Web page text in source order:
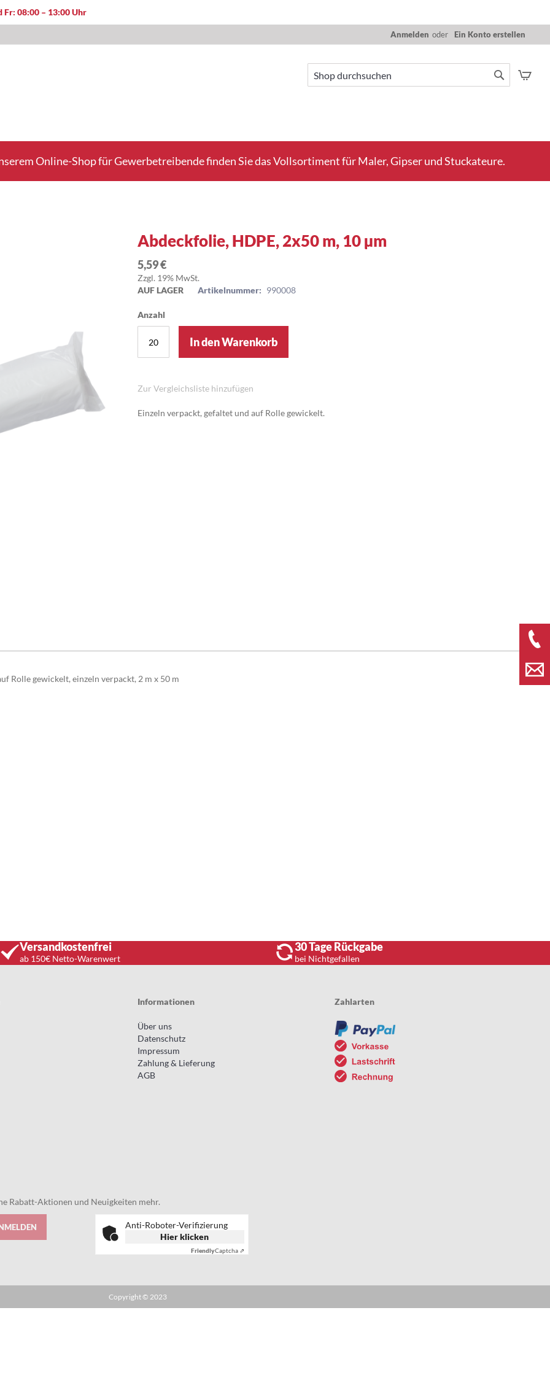
Fr: 08:00 – 13:00 Uhr
Anmelden Ein Konto erstellen
Suche
Online-Shop für Gewerbetreibende finden Sie das Vollsortiment für Maler, Gipser und Stuckateure.
Abdeckfolie, HDPE, 2x50 m, 10 µm
5,59 €
Zzgl. 19% MwSt.
AUF LAGER
Artikelnummer: 990008
Anzahl
In den Warenkorb
Zur Vergleichsliste hinzufügen
Einzeln verpackt, gefaltet und auf Rolle gewickelt.
Rolle gewickelt, einzeln verpackt, 2 m x 50 m
Versandkostenfrei
ab 150€ Netto-Warenwert
30 Tage Rückgabe
bei Nichtgefallen
Informationen
Über uns
Datenschutz
Impressum
Zahlung & Lieferung
AGB
Zahlarten
Rabatt-Aktionen und Neuigkeiten mehr.
Anti-Roboter-Verifizierung
Hier klicken
FriendlyCaptcha ⇗
Copyright © 2023